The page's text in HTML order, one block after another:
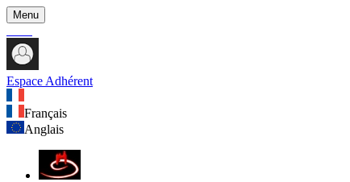
Menu
Espace Adhérent
Français
Anglais